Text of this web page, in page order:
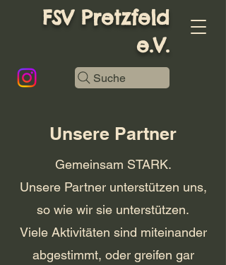
FSV Pretzfeld
e.V.
Suche
Unsere Partner
Gemeinsam STARK.
Unsere Partner unterstützen uns,
so wie wir sie unterstützen.
Viele Aktivitäten sind miteinander
abgestimmt, oder greifen gar